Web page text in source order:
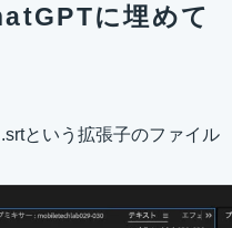
に埋めて
という拡張子のファイル